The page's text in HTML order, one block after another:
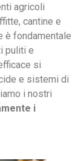
agricoli
cantine e
è fondamentale
puliti e
si
e sistemi di
i nostri
i